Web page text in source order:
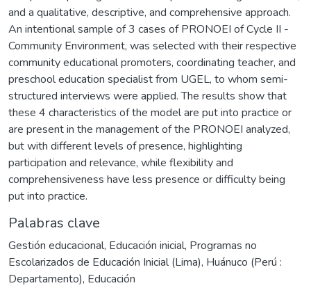
and a qualitative, descriptive, and comprehensive approach.
An intentional sample of 3 cases of PRONOEI of Cycle II -
Community Environment, was selected with their respective
community educational promoters, coordinating teacher, and
preschool education specialist from UGEL, to whom semi-
structured interviews were applied. The results show that
these 4 characteristics of the model are put into practice or
are present in the management of the PRONOEI analyzed,
but with different levels of presence, highlighting
participation and relevance, while flexibility and
comprehensiveness have less presence or difficulty being
put into practice.
Palabras clave
Gestión educacional, Educación inicial, Programas no
Escolarizados de Educación Inicial (Lima), Huánuco (Perú :
Departamento), Educación